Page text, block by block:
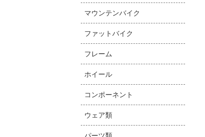
マウンテンバイク
ファットバイク
フレーム
ホイール
コンポーネント
ウェア類
パーツ類